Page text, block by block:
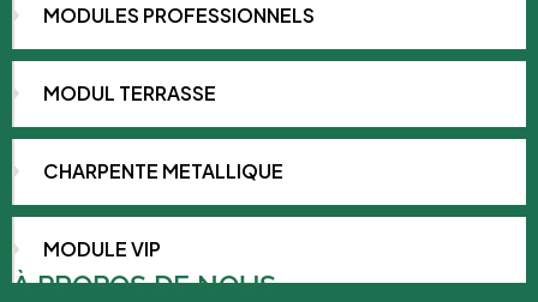
MODULES PROFESSIONNELS
MODUL TERRASSE
CHARPENTE METALLIQUE
MODULE VIP
À PROPOS DE NOUS